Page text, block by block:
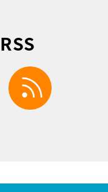
facebook